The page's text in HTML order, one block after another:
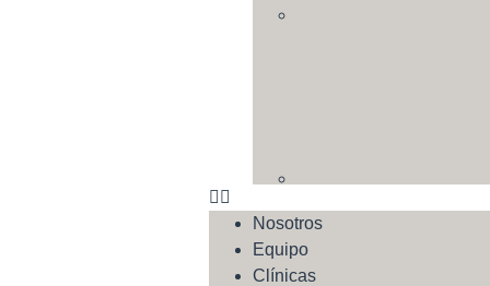
Nosotros
Equipo
Clínicas